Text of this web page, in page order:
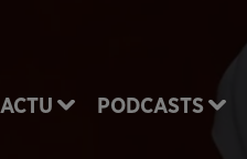
ACTU PODCASTS